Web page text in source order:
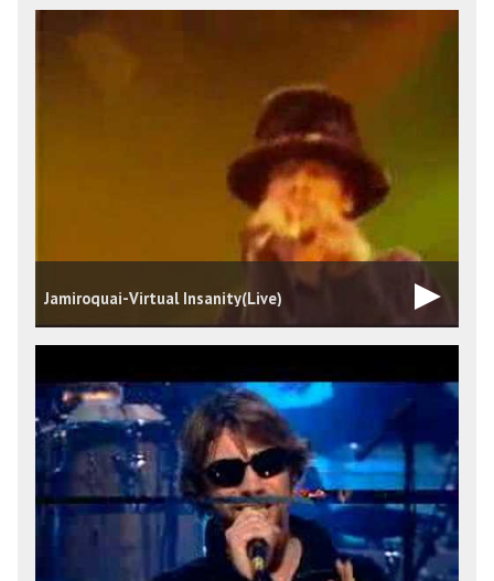
Jamiroquai-Virtual Insanity(Live)